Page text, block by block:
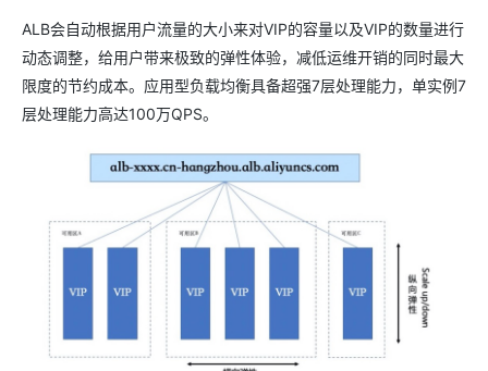
ALB会自动根据用户流量的大小来对VIP的容量以及VIP的数量进行
动态调整，给用户带来极致的弹性体验，减低运维开销的同时最大
限度的节约成本。应用型负载均衡具备超强7层处理能力，单实例7
层处理能力高达100万QPS。